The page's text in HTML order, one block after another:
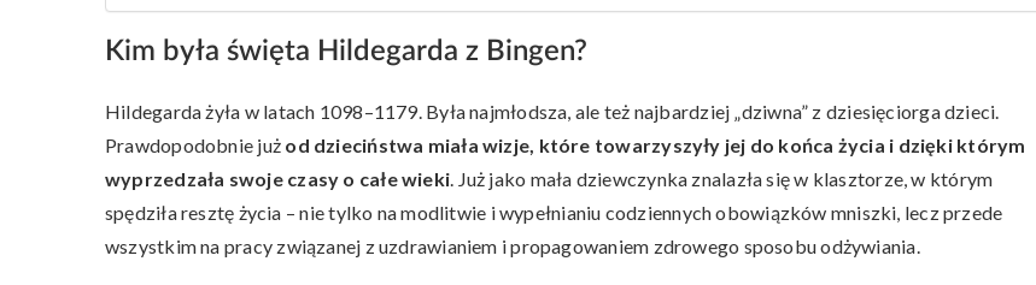
Kim była święta Hildegarda z Bingen?
Hildegarda żyła w latach 1098–1179. Była najmłodsza, ale też najbardziej „dziwna” z dziesięciorga dzieci.
Prawdopodobnie już od dzieciństwa miała wizje, które towarzyszyły jej do końca życia i dzięki którym
wyprzedzała swoje czasy o całe wieki. Już jako mała dziewczynka znalazła się w klasztorze, w którym
spędziła resztę życia – nie tylko na modlitwie i wypełnianiu codziennych obowiązków mniszki, lecz przede
wszystkim na pracy związanej z uzdrawianiem i propagowaniem zdrowego sposobu odżywiania.